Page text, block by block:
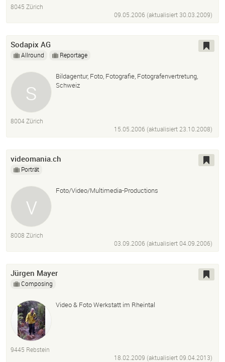
8045 Zürich
09.05.2006 (aktualisiert 30.03.2009)
Sodapix AG
Allround Reportage
Bildagentur, Foto, Fotografie, Fotografenvertretung,
Schweiz
8004 Zürich
15.05.2006 (aktualisiert23.10.2008)
videomania.ch
Porträt
Foto/Video/Multimedia-Productions
8008 Zürich
03.09.2006 (aktualisiert04.09.2006)
Jürgen Mayer
Composing
Video & Foto Werkstatt im Rheintal
9445 Rebstein
18.02.2009 (aktualisiert09.04.2013)